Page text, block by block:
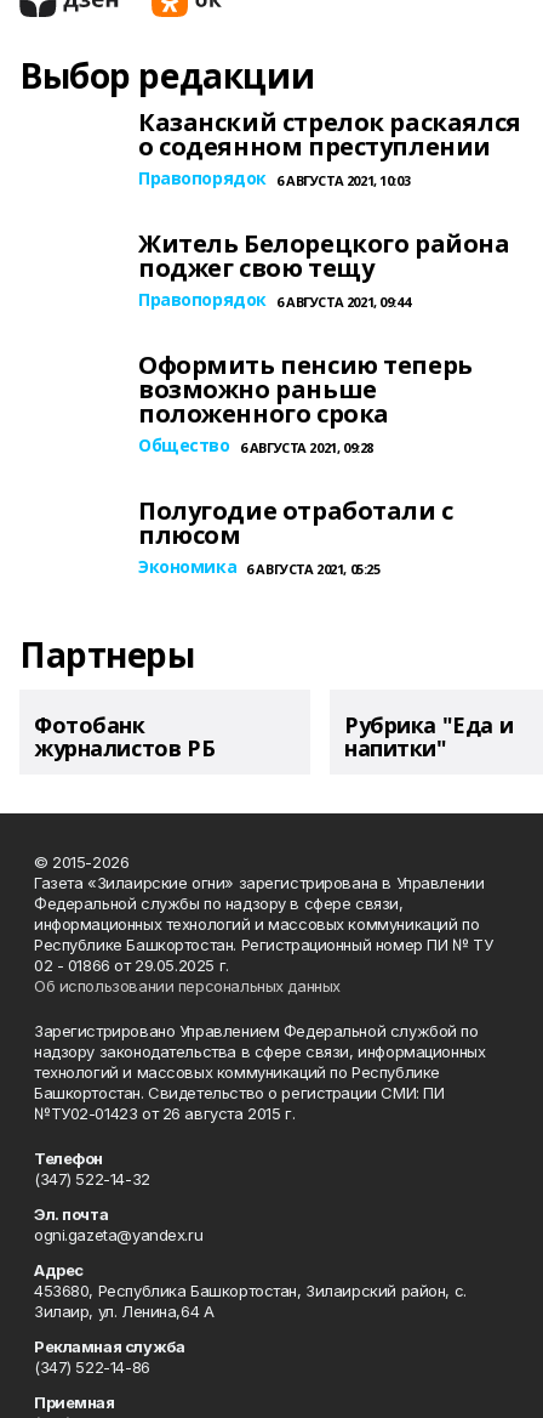
Выбор редакции
Казанский стрелок раскаялся
о содеянном преступлении
Правопорядок 6 АВГУСТА 2021, 10:03
Житель Белорецкого района
поджег свою тещу
Правопорядок 6 АВГУСТА 2021, 09:44
Оформить пенсию теперь
возможно раньше
положенного срока
Общество 6 АВГУСТА 2021, 09:28
Полугодие отработали с
плюсом
Экономика 6 АВГУСТА 2021, 05:25
Партнеры
Фотобанк
журналистов РБ
Рубрика "Еда и
напитки"
© 2015-2026
Газета «Зилаирские огни» зарегистрирована в Управлении
Федеральной службы по надзору в сфере связи,
информационных технологий и массовых коммуникаций по
Республике Башкортостан. Регистрационный номер ПИ № ТУ
02 - 01866 от 29.05.2025 г.
Об использовании персональных данных
Зарегистрировано Управлением Федеральной службой по
надзору законодательства в сфере связи, информационных
технологий и массовых коммуникаций по Республике
Башкортостан. Свидетельство о регистрации СМИ: ПИ
№ТУ02-01423 от 26 августа 2015 г.
Телефон
(347) 522-14-32
Эл. почта
ogni.gazeta@yandex.ru
Адрес
453680, Республика Башкортостан, Зилаирский район, с.
Зилаир, ул. Ленина,64 А
Рекламная служба
(347) 522-14-86
Приемная